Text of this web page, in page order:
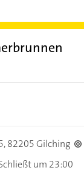
82205 Gilching
um 23:00